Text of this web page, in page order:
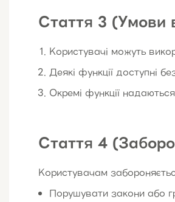
Стаття 3 (Умови
Користувачі можуть
Деякі функції доступні
Окремі функції
Стаття 4
Користувачам
Порушувати закони або